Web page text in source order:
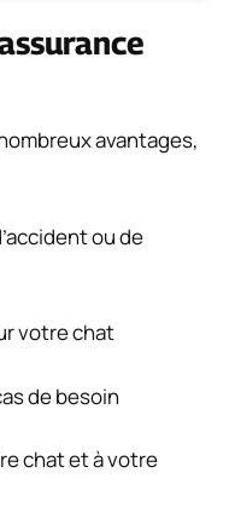
avantages,
ou de
votre chat
de besoin
chat et à votre